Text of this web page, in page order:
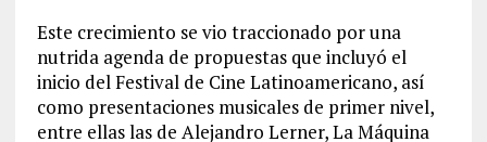
Este crecimiento se vio traccionado por una
nutrida agenda de propuestas que incluyó el
inicio del Festival de Cine Latinoamericano, así
como presentaciones musicales de primer nivel,
entre ellas las de Alejandro Lerner, La Máquina